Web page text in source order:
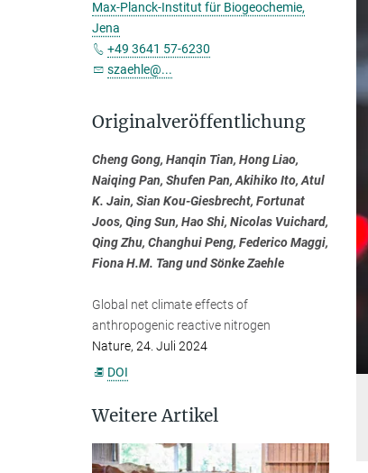
Max-Planck-Institut für Biogeochemie,
Jena
+49 3641 57-6230
szaehle@...
Originalveröffentlichung
Cheng Gong, Hanqin Tian, Hong Liao,
Naiqing Pan, Shufen Pan, Akihiko Ito, Atul
K. Jain, Sian Kou-Giesbrecht, Fortunat
Joos, Qing Sun, Hao Shi, Nicolas Vuichard,
Qing Zhu, Changhui Peng, Federico Maggi,
Fiona H.M. Tang und Sönke Zaehle
Global net climate effects of
anthropogenic reactive nitrogen
Nature, 24. Juli 2024
DOI
Weitere Artikel